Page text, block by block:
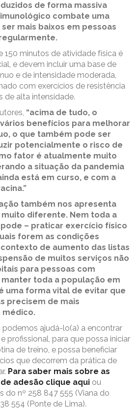
de forma massiva
combate uma
mais baixos em pessoas
150 minutos de atividade física é
e devem incluir uma base de
e de intensidade moderada,
com exercícios de resistência
de alta intensidade.
“acima de tudo, o
benefícios para melhorar
o que também pode ser
potencialmente o risco de
fator é atualmente muito
a situação da pandemia
está em curso, e com a
também nos apresenta
diferente. Nem toda a
– praticar exercício físico
forem as condições
de aumento das listas
de muitos serviços não
para pessoas com
toda a população em
uma forma vital de evitar que
precisem de mais
médico.
podemos ajudá-lo(a) a encontrar
profissional, para que possa iniciar
de treino, e possa beneficiar
que decorrem da prática de
Para saber mais sobre as
adesão clique aqui ou
do nº 258 847 555 (Viana do
554 (Ponte de Lima).